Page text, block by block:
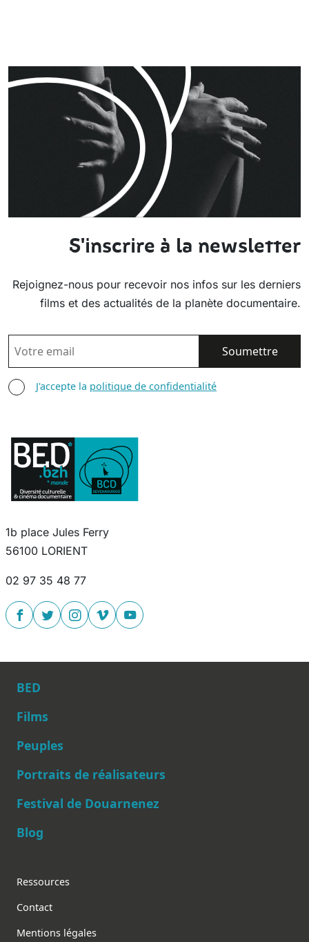
S'inscrire à la newsletter
Rejoignez-nous pour recevoir nos infos sur les derniers
films et des actualités de la planète documentaire.
EMAIL
AGREE TERMS
J'accepte la politique de confidentialité
1b place Jules Ferry
56100 LORIENT
02 97 35 48 77
Main navigation
BED
Films
Peuples
Portraits de réalisateurs
Festival de Douarnenez
Blog
Footer
Ressources
Contact
Mentions légales